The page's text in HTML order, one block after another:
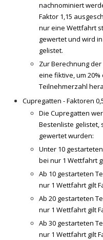
nachnominiert
Faktor 1,15
nur eine Wettfahrt
gewertet und wird
gelistet.
Zur Berechnung
eine fiktive, um
Teilnehmerzahl
Cupregatten - Faktoren
Die Cupregatten
Bestenliste gelistet,
gewertet wurden:
Unter 10
bei nur 1 Wettfahrt
Ab 10 gestarteten
nur 1 Wettfahrt gilt
Ab 20 gestarteten
nur 1 Wettfahrt gilt
Ab 30 gestarteten
nur 1 Wettfahrt gilt